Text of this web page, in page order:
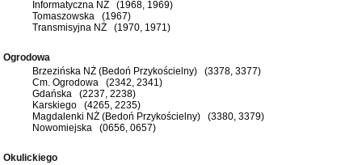
Informatyczna NŻ (1968, 1969)
Tomaszowska (1967)
Transmisyjna NŻ (1970, 1971)
Ogrodowa
Brzezińska NŻ (Bedoń Przykościelny) (3378, 3377)
Cm. Ogrodowa (2342, 2341)
Gdańska (2237, 2238)
Karskiego (4265, 2235)
Magdalenki NŻ (Bedoń Przykościelny) (3380, 3379)
Nowomiejska (0656, 0657)
Okulickiego